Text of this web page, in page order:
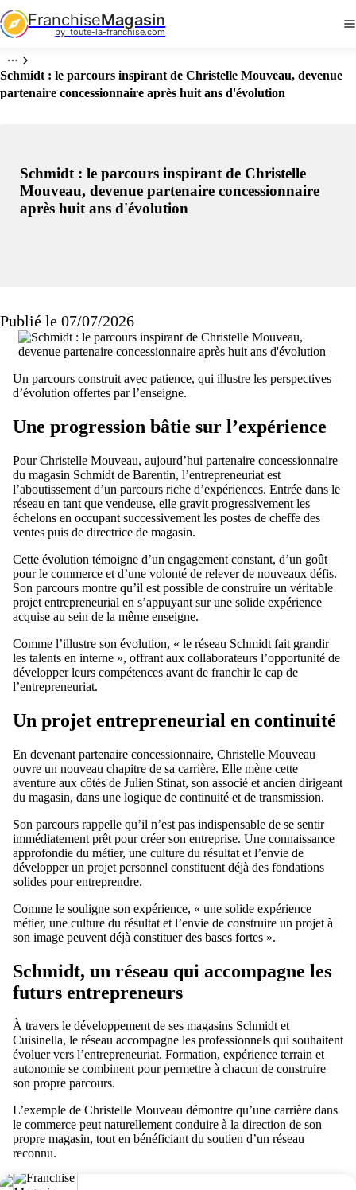
FranchiseMagasin
by  toute-la-franchise.com
Schmidt : le parcours inspirant de Christelle Mouveau, devenue
partenaire concessionnaire après huit ans d'évolution
Schmidt : le parcours inspirant de Christelle
Mouveau, devenue partenaire concessionnaire
après huit ans d'évolution
Publié le 07/07/2026
Un parcours construit avec patience, qui illustre les perspectives
d’évolution offertes par l’enseigne.
Une progression bâtie sur l’expérience
Pour Christelle Mouveau, aujourd’hui partenaire concessionnaire
du magasin Schmidt de Barentin, l’entrepreneuriat est
l’aboutissement d’un parcours riche d’expériences. Entrée dans le
réseau en tant que vendeuse, elle gravit progressivement les
échelons en occupant successivement les postes de cheffe des
ventes puis de directrice de magasin.
Cette évolution témoigne d’un engagement constant, d’un goût
pour le commerce et d’une volonté de relever de nouveaux défis.
Son parcours montre qu’il est possible de construire un véritable
projet entrepreneurial en s’appuyant sur une solide expérience
acquise au sein de la même enseigne.
Comme l’illustre son évolution, « le réseau Schmidt fait grandir
les talents en interne », offrant aux collaborateurs l’opportunité de
développer leurs compétences avant de franchir le cap de
l’entrepreneuriat.
Un projet entrepreneurial en continuité
En devenant partenaire concessionnaire, Christelle Mouveau
ouvre un nouveau chapitre de sa carrière. Elle mène cette
aventure aux côtés de Julien Stinat, son associé et ancien dirigeant
du magasin, dans une logique de continuité et de transmission.
Son parcours rappelle qu’il n’est pas indispensable de se sentir
immédiatement prêt pour créer son entreprise. Une connaissance
approfondie du métier, une culture du résultat et l’envie de
développer un projet personnel constituent déjà des fondations
solides pour entreprendre.
Comme le souligne son expérience, « une solide expérience
métier, une culture du résultat et l’envie de construire un projet à
son image peuvent déjà constituer des bases fortes ».
Schmidt, un réseau qui accompagne les
futurs entrepreneurs
À travers le développement de ses magasins Schmidt et
Cuisinella, le réseau accompagne les professionnels qui souhaitent
évoluer vers l’entrepreneuriat. Formation, expérience terrain et
autonomie se combinent pour permettre à chacun de construire
son propre parcours.
L’exemple de Christelle Mouveau démontre qu’une carrière dans
le commerce peut naturellement conduire à la direction de son
propre magasin, tout en bénéficiant du soutien d’un réseau
reconnu.